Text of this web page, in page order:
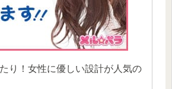
り！女性に優しい設計が人気の